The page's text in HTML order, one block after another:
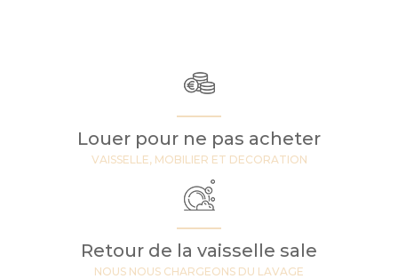
Louer pour ne pas acheter
VAISSELLE, MOBILIER ET DECORATION
Retour de la vaisselle sale
NOUS NOUS CHARGEONS DU LAVAGE